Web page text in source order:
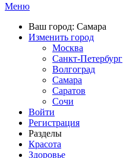
Меню
Ваш город: Самара
Изменить город
Москва
Санкт-Петербург
Волгоград
Самара
Саратов
Сочи
Войти
Регистрация
Разделы
Красота
Здоровье